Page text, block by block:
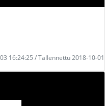
16:24:25 / Tallennettu 2018-10-01